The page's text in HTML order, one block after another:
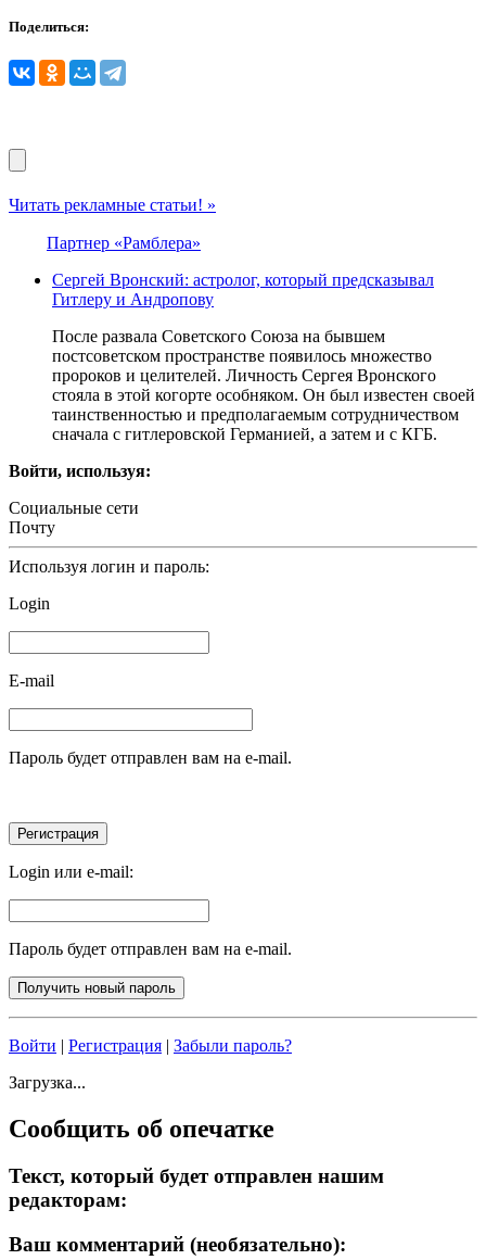
Поделиться:
Читать рекламные статьи! »
Партнер «Рамблера»
Сергей Вронский: астролог, который предсказывал
Гитлеру и Андропову
После развала Советского Союза на бывшем
постсоветском пространстве появилось множество
пророков и целителей. Личность Сергея Вронского
стояла в этой когорте особняком. Он был известен своей
таинственностью и предполагаемым сотрудничеством
сначала с гитлеровской Германией, а затем и с КГБ.
Войти, используя:
Социальные сети
Почту
Используя логин и пароль:
Login
E-mail
Пароль будет отправлен вам на e-mail.
Login или e-mail:
Пароль будет отправлен вам на e-mail.
Войти | Регистрация | Забыли пароль?
Загрузка...
Сообщить об опечатке
Текст, который будет отправлен нашим
редакторам:
Ваш комментарий (необязательно):